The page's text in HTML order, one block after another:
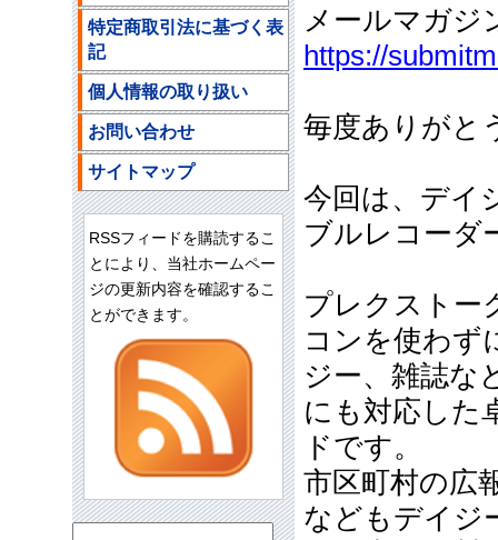
メールマガジ
https://
毎度ありがと
今回は、デイ
ブルレコーダ
プレクストー
コンを使わず
ジー、雑誌な
にも対応した
ドです。
市区町村の広
などもデイジ
特定商取引法に基づく表
記
個人情報の取り扱い
お問い合わせ
サイトマップ
RSSフィードを購読するこ
とにより、当社ホームペー
ジの更新内容を確認するこ
とができます。